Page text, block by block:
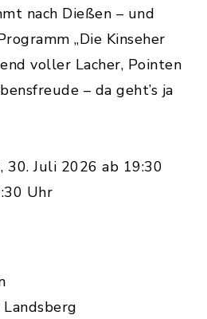
nach Dießen – und
„Die Kinseher
voller Lacher, Pointen
– da geht’s ja
30. Juli 2026 ab 19:30
Uhr